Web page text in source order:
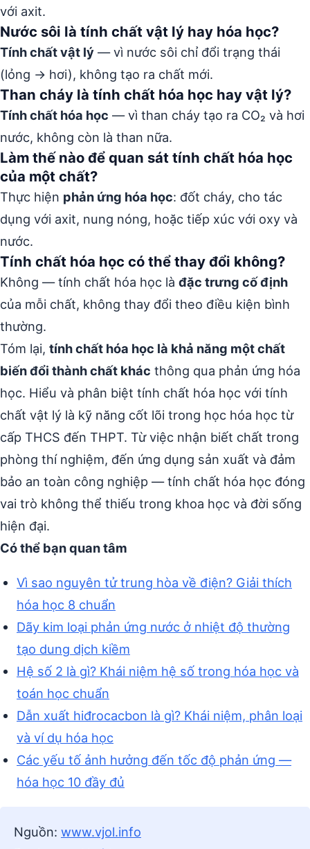
với axit.
Nước sôi là tính chất vật lý hay hóa học?
Tính chất vật lý — vì nước sôi chỉ đổi trạng thái
(lỏng → hơi), không tạo ra chất mới.
Than cháy là tính chất hóa học hay vật lý?
Tính chất hóa học — vì than cháy tạo ra CO₂ và hơi
nước, không còn là than nữa.
Làm thế nào để quan sát tính chất hóa học
của một chất?
Thực hiện phản ứng hóa học: đốt cháy, cho tác
dụng với axit, nung nóng, hoặc tiếp xúc với oxy và
nước.
Tính chất hóa học có thể thay đổi không?
Không — tính chất hóa học là đặc trưng cố định
của mỗi chất, không thay đổi theo điều kiện bình
thường.
Tóm lại, tính chất hóa học là khả năng một chất
biến đổi thành chất khác thông qua phản ứng hóa
học. Hiểu và phân biệt tính chất hóa học với tính
chất vật lý là kỹ năng cốt lõi trong học hóa học từ
cấp THCS đến THPT. Từ việc nhận biết chất trong
phòng thí nghiệm, đến ứng dụng sản xuất và đảm
bảo an toàn công nghiệp — tính chất hóa học đóng
vai trò không thể thiếu trong khoa học và đời sống
hiện đại.
Có thể bạn quan tâm
Vì sao nguyên tử trung hòa về điện? Giải thích
hóa học 8 chuẩn
Dãy kim loại phản ứng nước ở nhiệt độ thường
tạo dung dịch kiềm
Hệ số 2 là gì? Khái niệm hệ số trong hóa học và
toán học chuẩn
Dẫn xuất hiđrocacbon là gì? Khái niệm, phân loại
và ví dụ hóa học
Các yếu tố ảnh hưởng đến tốc độ phản ứng —
hóa học 10 đầy đủ
Nguồn: www.vjol.info